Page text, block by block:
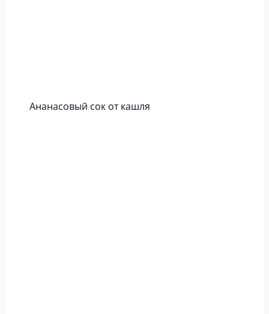
Ананасовый сок от кашля